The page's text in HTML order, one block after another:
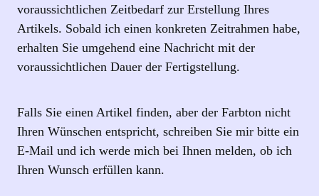
voraussichtlichen Zeitbedarf zur Erstellung Ihres
Artikels. Sobald ich einen konkreten Zeitrahmen habe,
erhalten Sie umgehend eine Nachricht mit der
voraussichtlichen Dauer der Fertigstellung.
Falls Sie einen Artikel finden, aber der Farbton nicht
Ihren Wünschen entspricht, schreiben Sie mir bitte ein
E-Mail und ich werde mich bei Ihnen melden, ob ich
Ihren Wunsch erfüllen kann.